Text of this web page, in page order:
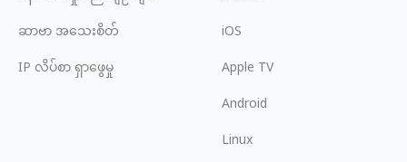
ဆာဗာ အသေးစိတ်
IP လိပ်စာ ရှာဖွေမှု
iOS
Apple TV
Android
Linux